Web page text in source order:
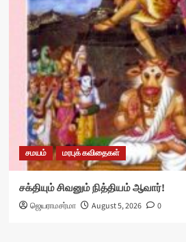
சமயம் மரபுக் கவிதைகள்
சக்தியும் சிவனும் நித்தியம் ஆவார்!
ஜெயராமசர்மா August 5, 2026 0